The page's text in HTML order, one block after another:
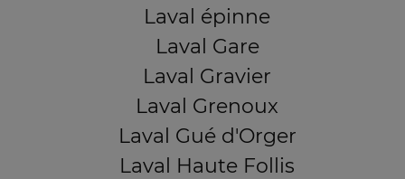
Laval épinne
Laval Gare
Laval Gravier
Laval Grenoux
Laval Gué d'Orger
Laval Haute Follis